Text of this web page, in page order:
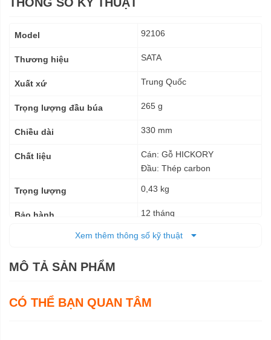
kỹ
Model 92106
Thương hiệu SATA
Xuất xứ Trung Quốc
Trọng lượng đầu búa 265 g
Chiều dài 330 mm
Chất liệu
Cán: Gỗ HICKORY
Đầu: Thép carbon
Trọng lượng 0,43 kg
Bảo hành 12 tháng
Xem thêm thông số kỹ thuật
MÔ TẢ SẢN PHẨM
CÓ THỂ BẠN QUAN TÂM